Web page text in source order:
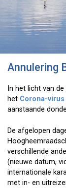
Annulering
In het licht van
het Corona-virus
aanstaande
De afgelopen
verschillende
(nieuwe datum,
internationale
met in- en